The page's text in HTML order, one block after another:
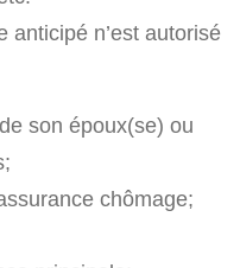
anticipé n’est autorisé
son époux(se) ou
chômage;